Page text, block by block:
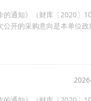
通知》（财库〔2020〕10
开的采购意向是本单位政